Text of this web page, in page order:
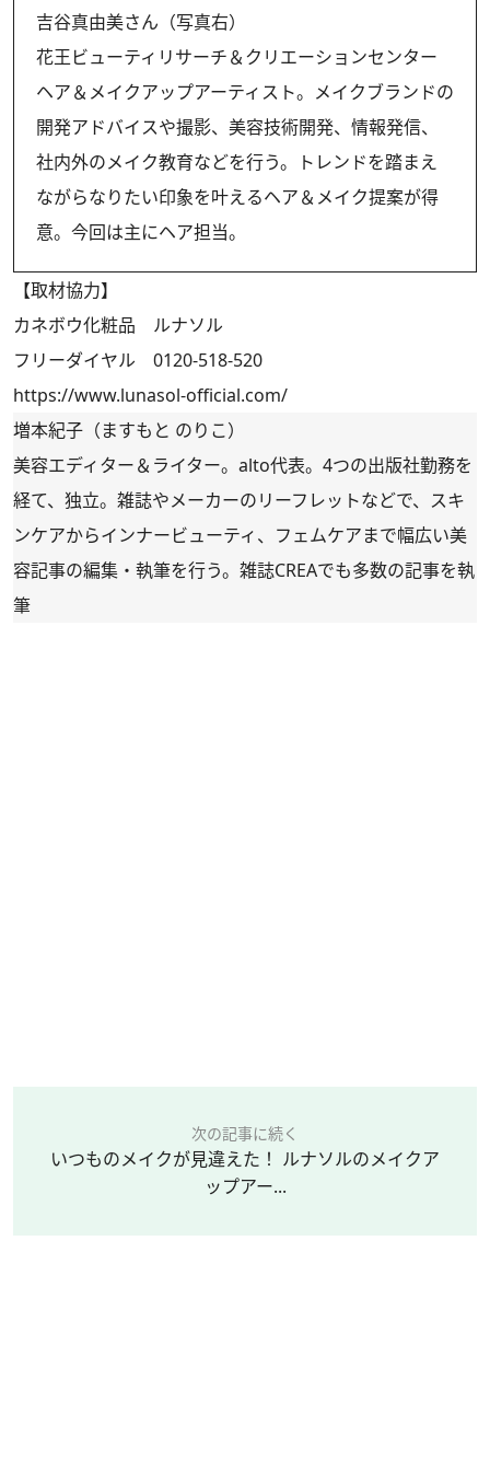
吉谷真由美さん（写真右）
花王ビューティリサーチ＆クリエーションセンター
ヘア＆メイクアップアーティスト。メイクブランドの
開発アドバイスや撮影、美容技術開発、情報発信、
社内外のメイク教育などを行う。トレンドを踏まえ
ながらなりたい印象を叶えるヘア＆メイク提案が得
意。今回は主にヘア担当。
【取材協力】
カネボウ化粧品 ルナソル
フリーダイヤル 0120-518-520
https://www.lunasol-official.com/
増本紀子（ますもと のりこ）
美容エディター＆ライター。alto代表。4つの出版社勤務を
経て、独立。雑誌やメーカーのリーフレットなどで、スキ
ンケアからインナービューティ、フェムケアまで幅広い美
容記事の編集・執筆を行う。雑誌CREAでも多数の記事を執
筆
次の記事に続く
いつものメイクが見違えた！ ルナソルのメイクア
ップアー...